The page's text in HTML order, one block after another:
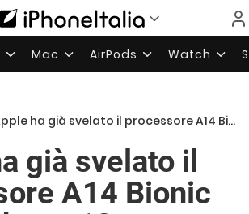
Mac AirPods Watch
ha già svelato il processore A14 Bionic degli iPhone 12
già svelato il
A14 Bionic